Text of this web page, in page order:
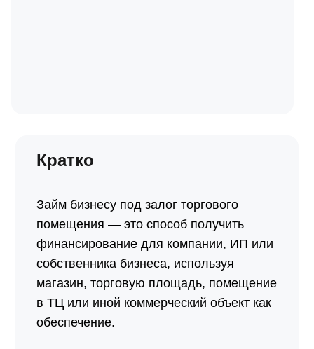
Кратко
Займ бизнесу под залог торгового
помещения — это способ получить
финансирование для компании, ИП или
собственника бизнеса, используя
магазин, торговую площадь, помещение
в ТЦ или иной коммерческий объект как
обеспечение.